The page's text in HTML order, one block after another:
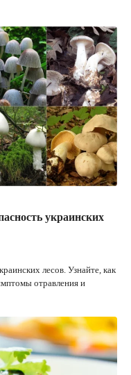
украинских
лесов. Узнайте, как
отравления и